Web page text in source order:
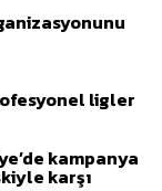
ligler
kampanya
karşı